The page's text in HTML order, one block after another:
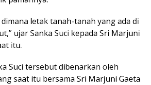
letak tanah-tanah yang ada di
ujar Sanka Suci kepada Sri Marjuni
itu.
Suci tersebut dibenarkan oleh
saat itu bersama Sri Marjuni Gaeta